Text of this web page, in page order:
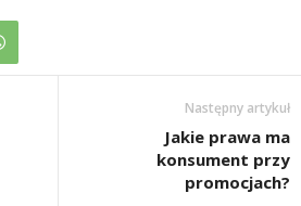
Następny artykuł
Jakie prawa ma
konsument przy
promocjach?